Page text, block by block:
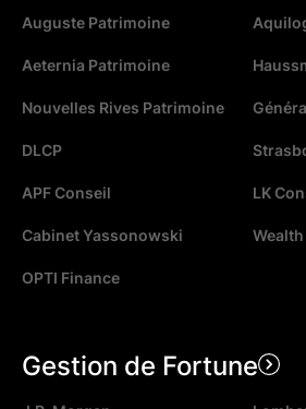
Auguste Patrimoine
Aeternia Patrimoine
Nouvelles Rives Patrimoine
DLCP
APF Conseil LK
Cabinet Yassonowski Wealth
OPTI Finance
Gestion de Fortune